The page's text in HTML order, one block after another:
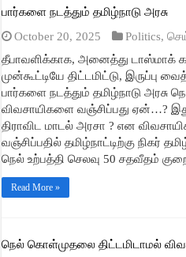
பார்களை நடத்தும் தமிழ்நாடு அரசு
October 20, 2025
Politics,
தீபாவளிக்காக, அனைத்து டாஸ்மாக்
முன்கூட்டியே திட்டமிட்டு, இருப்பு
பார்களை நடத்தும் தமிழ்நாடு அரசு
விவசாயிகளை வஞ்சிப்பது ஏன்…?
திராவிட மாடல் அரசா ? என
வஞ்சிப்பதில் தமிழ்நாட்டிற்கு நிகர்
நெல் உற்பத்தி செலவு 50 சதவீதம்
Read More »
நெல் கொள்முதலை திட்டமிடாமல்